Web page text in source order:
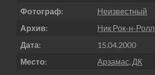
Фотограф:
Неизвестный
Архив:
Ник Рок-н-Ролл
Дата:
15.04.2000
Место:
Арзамас, ДК